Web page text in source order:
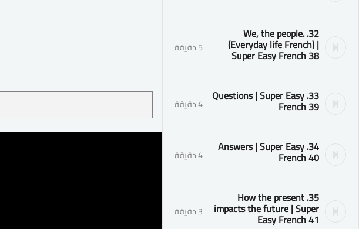
32. We, the people.
(Everyday life French) |
Super Easy French 38 5 دقيقة
33. Questions | Super Easy
French 39 4 دقيقة
34. Answers | Super Easy
French 40 4 دقيقة
35. How the present
impacts the future | Super
Easy French 41 3 دقيقة